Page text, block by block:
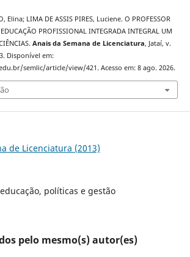
Elina; LIMA DE ASSIS PIRES, Luciene. O PROFESSOR
PROFISSIONAL INTEGRADA INTEGRAL UM
Anais da Semana de Licenciatura, Jataí, v.
Disponível em:
semlic/article/view/421. Acesso em: 8 ago. 2026.
de Licenciatura (2013)
políticas e gestão
pelo mesmo(s) autor(es)